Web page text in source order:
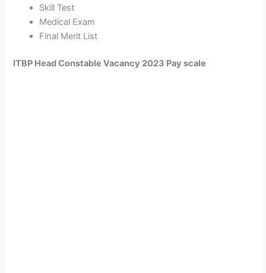
Skill Test
Medical Exam
Final Merit List
ITBP Head Constable Vacancy 2023 Pay scale